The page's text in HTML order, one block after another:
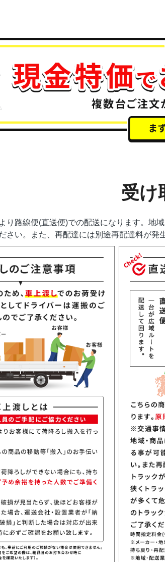
受け
り路線便(直送便)での配送になります。地
さい。また、再配達には別途再配達料が